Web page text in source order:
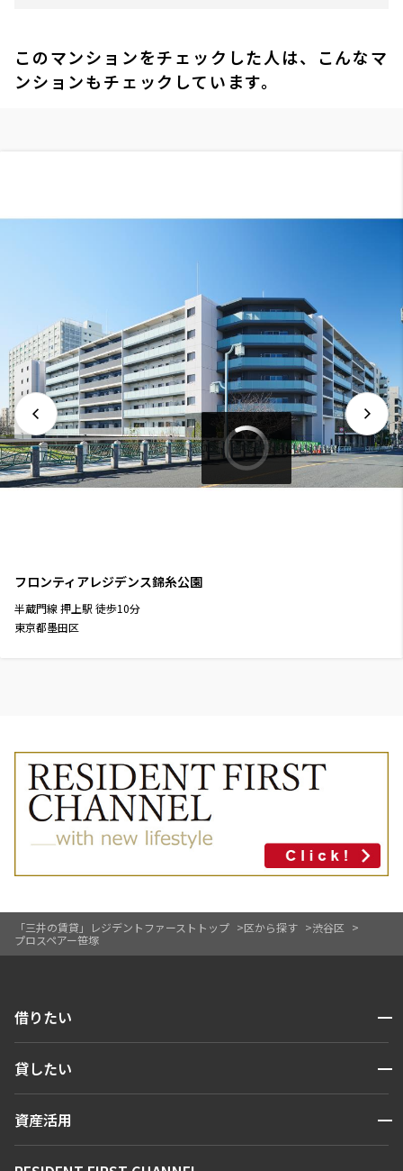
「三井の賃貸」レジデントファーストトップ 区から探す
渋谷区
プロスペアー笹塚
このマンションをチェックした人は、こんなマ
ンションもチェックしています。
フロンティアレジデンス錦糸公園
半蔵門線 押上駅 徒歩10分
東京都墨田区
借りたい 開閉
人気エリアから探す
貸したい 開閉
お問い合わせ
資産活用 開閉